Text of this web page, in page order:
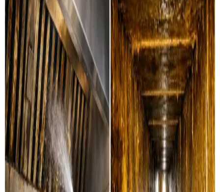
Læs mere